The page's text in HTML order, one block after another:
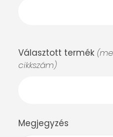
Választott termék
cikkszám)
Megjegyzés